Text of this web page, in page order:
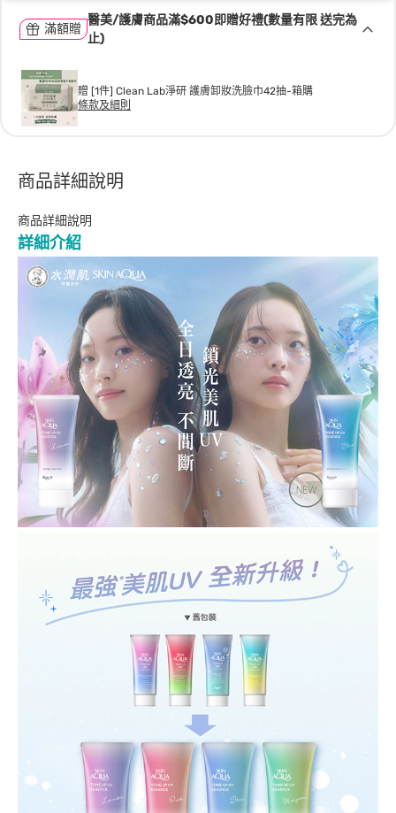
滿額贈
醫美/護膚商品滿$600即贈好禮(數量有限 送完為
止)
贈 [1件] Clean Lab淨研 護膚卸妝洗臉巾42抽-箱購
條款及細則
商品詳細說明
商品詳細說明
詳細介紹